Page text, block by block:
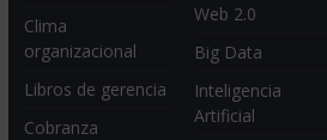
Clima
organizacional
Libros de gerencia
Cobranza
Web 2.0
Big Data
Inteligencia
Artificial